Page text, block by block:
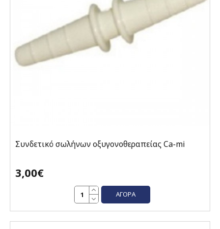
Συνδετικό σωλήνων οξυγονοθεραπείας Ca-mi
3,00€
ΑΓΟΡΆ